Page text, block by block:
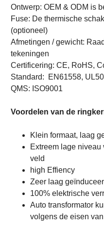
Ontwerp: OEM & ODM is
Fuse: De thermische
(optioneel)
Afmetingen / gewicht:
tekeningen
Certificering: CE, RoHS,
Standard:
EN61558,
QMS: ISO9001
Voordelen van de
Klein formaat, laag
Extreem lage
veld
high Effiency
Zeer laag
100% elektrische
Auto transformator
volgens de eisen